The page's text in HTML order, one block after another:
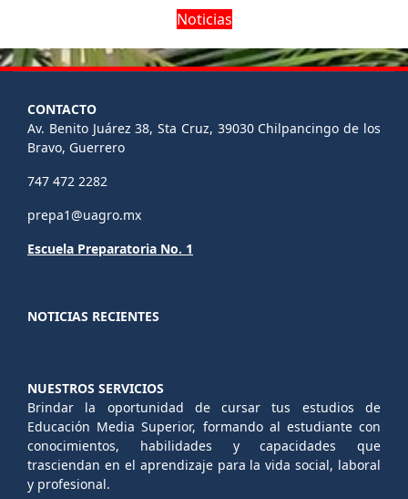
Noticias
CONTACTO
Av. Benito Juárez 38, Sta Cruz, 39030 Chilpancingo de los
Bravo, Guerrero
747 472 2282
prepa1@uagro.mx
Escuela Preparatoria No. 1
NOTICIAS RECIENTES
NUESTROS SERVICIOS
Brindar la oportunidad de cursar tus estudios de
Educación Media Superior, formando al estudiante con
conocimientos, habilidades y capacidades que
trasciendan en el aprendizaje para la vida social, laboral
y profesional.